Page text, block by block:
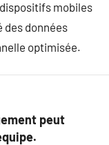
mobiles
des données
optimisée.
peut